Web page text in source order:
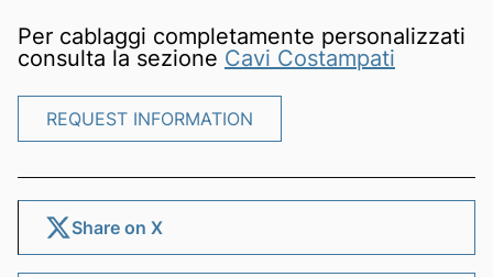
Per cablaggi completamente personalizzati
consulta la sezione Cavi Costampati
REQUEST INFORMATION
REQUEST INFORMATION
Share on X